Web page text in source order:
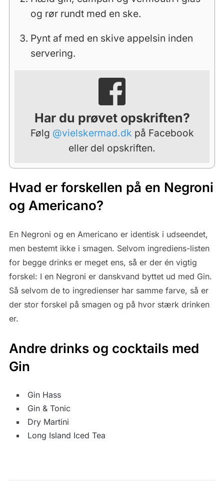
og rør rundt med en ske.
Pynt af med en skive appelsin inden
servering.
Har du prøvet opskriften?
Følg @vielskermad.dk på Facebook
eller del opskriften.
Hvad er forskellen på en Negroni
og Americano?
En Negroni og en Americano er identisk i udseendet,
men bestemt ikke i smagen. Selvom ingrediens-listen
for begge drinks er meget ens, så er der én vigtig
forskel: I en Negroni er danskvand byttet ud med Gin.
Så selvom de to ingredienser har samme farve, så er
der stor forskel på smagen og på hvor stærk drinken
er.
Andre drinks og cocktails med
Gin
Gin Hass
Gin & Tonic
Dry Martini
Long Island Iced Tea